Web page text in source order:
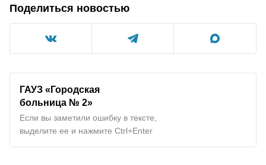
Поделиться новостью
ГАУЗ «Городская
больница № 2»
Если вы заметили ошибку в тексте,
выделите ее и нажмите Ctrl+Enter